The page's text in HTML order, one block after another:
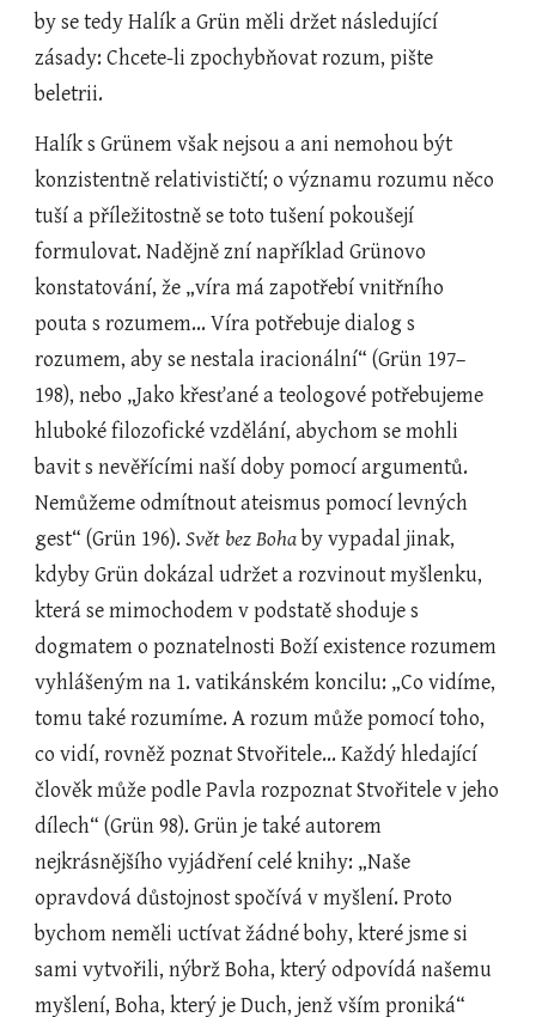
by se tedy Halík a Grün měli držet následující
zásady: Chcete-li zpochybňovat rozum, pište
beletrii.
Halík s Grünem však nejsou a ani nemohou být
konzistentně relativističtí; o významu rozumu něco
tuší a příležitostně se toto tušení pokoušejí
formulovat. Nadějně zní například Grünovo
konstatování, že „víra má zapotřebí vnitřního
pouta s rozumem... Víra potřebuje dialog s
rozumem, aby se nestala iracionální“ (Grün 197–
198), nebo „Jako křesťané a teologové potřebujeme
hluboké filozofické vzdělání, abychom se mohli
bavit s nevěřícími naší doby pomocí argumentů.
Nemůžeme odmítnout ateismus pomocí levných
gest“ (Grün 196). Svět bez Boha by vypadal jinak,
kdyby Grün dokázal udržet a rozvinout myšlenku,
která se mimochodem v podstatě shoduje s
dogmatem o poznatelnosti Boží existence rozumem
vyhlášeným na 1. vatikánském koncilu: „Co vidíme,
tomu také rozumíme. A rozum může pomocí toho,
co vidí, rovněž poznat Stvořitele... Každý hledající
člověk může podle Pavla rozpoznat Stvořitele v jeho
dílech“ (Grün 98). Grün je také autorem
nejkrásnějšího vyjádření celé knihy: „Naše
opravdová důstojnost spočívá v myšlení. Proto
bychom neměli uctívat žádné bohy, které jsme si
sami vytvořili, nýbrž Boha, který odpovídá našemu
myšlení, Boha, který je Duch, jenž vším proniká“